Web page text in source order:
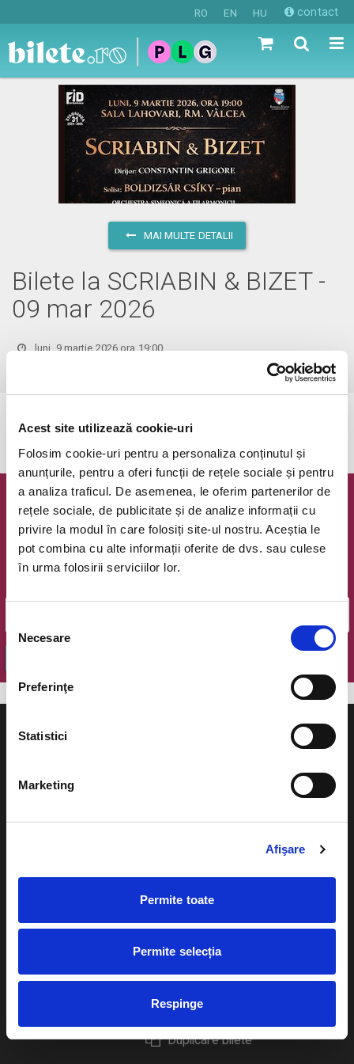
Acest site utilizează cookie-uri
Folosim cookie-uri pentru a personaliza conținutul și
anunțurile, pentru a oferi funcții de rețele sociale și pentru
a analiza traficul. De asemenea, le oferim partenerilor de
rețele sociale, de publicitate și de analize informații cu
privire la modul în care folosiți site-ul nostru. Aceștia le
pot combina cu alte informații oferite de dvs. sau culese
în urma folosirii serviciilor lor.
consimțământului
Necesare
Preferinţe
Statistici
Marketing
Afişare
Permite toate
Permite selecția
Respinge
RO EN HU contact
MAI MULTE DETALII
Bilete la SCRIABIN & BIZET -
09 mar 2026
luni, 9 martie 2026 ora 19:00
Evenimentul a expirat.
Newsletter @ Bilete.ro
Oferte exclusive si o editie saptamanala cu cele mai noi
evenimente.
Cum comand bilete?
Plata online sau cash
eBilet printat acasa
Livrare prin curier
Returnare bilete
Duplicare bilete
Evenimente
festivaluri
Pentru copii